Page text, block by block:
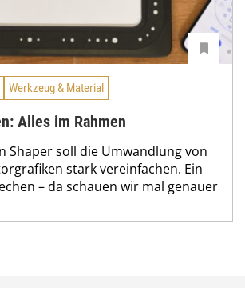
Werkzeug & Material
Alles im Rahmen
Shaper soll die Umwandlung von
stark vereinfachen. Ein
– da schauen wir mal genauer